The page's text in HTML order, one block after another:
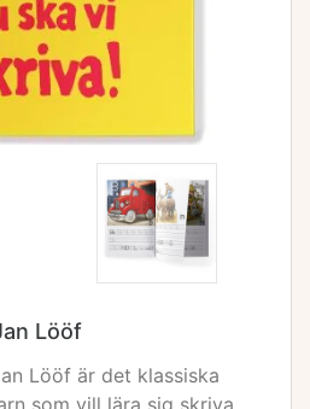
Lööf
Lööf är det klassiska
som vill lära sig skriva